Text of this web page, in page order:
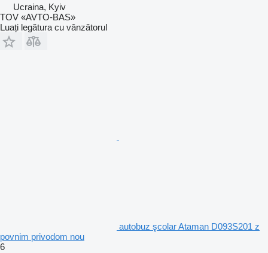
Ucraina, Kyiv
TOV «AVTO-BAS»
Luați legătura cu vânzătorul
autobuz şcolar Ataman D093S201 z
povnim privodom nou
6